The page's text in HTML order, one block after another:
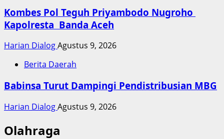
Kombes Pol Teguh Priyambodo Nugroho
Kapolresta Banda Aceh
Harian DialogAgustus 9, 2026
Berita Daerah
Babinsa Turut Dampingi Pendistribusian MBG
Harian DialogAgustus 9, 2026
Olahraga